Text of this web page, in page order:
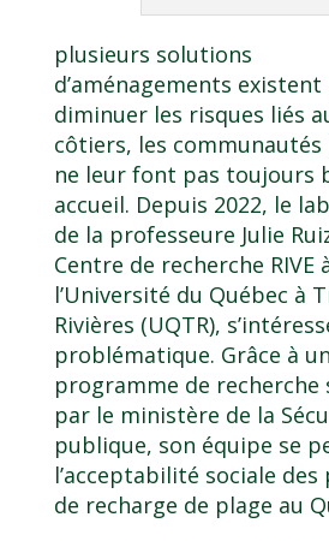
plusieurs solutions
d’aménagements
diminuer les risques liés
côtiers, les communautés
ne leur font pas toujours
accueil. Depuis 2022, le
de la professeure Julie
Centre de recherche RIVE
l’Université du Québec à
Rivières (UQTR),
problématique. Grâce à un
programme de recherche
par le ministère de la
publique, son équipe se
l’acceptabilité sociale
de recharge de plage au